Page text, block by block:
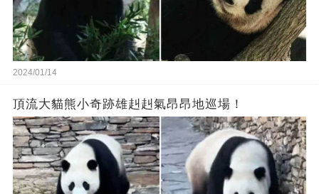
2024/01/14
頂流大貓熊小奇跡雄赳赳氣昂昂地巡場！